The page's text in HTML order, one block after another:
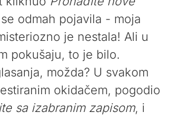
odmah pojavila - moja
je nestala! Ali u
pokušaju, to je bilo.
možda? U svakom
okidačem, pogodio
sa izabranim zapisom, i